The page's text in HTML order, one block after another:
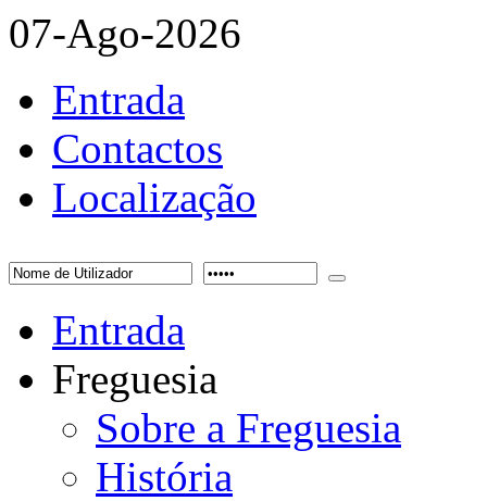
07-Ago-2026
Entrada
Contactos
Localização
Entrada
Freguesia
Sobre a Freguesia
História